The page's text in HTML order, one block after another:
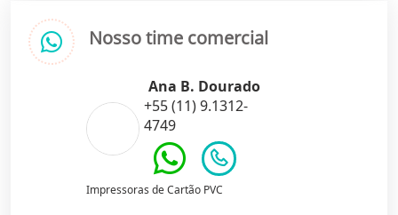
Nosso time comercial
Ana B. Dourado
+55 (11) 9.1312-
4749
Impressoras de Cartão PVC